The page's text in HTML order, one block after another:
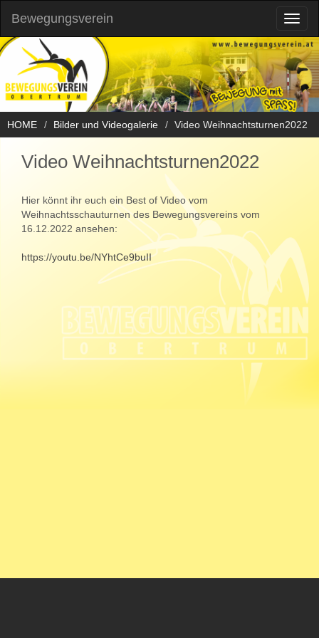
Bewegungsverein
HOME Bilder und Videogalerie Video Weihnachtsturnen2022
Video Weihnachtsturnen2022
Hier könnt ihr euch ein Best of Video vom
Weihnachtsschauturnen des Bewegungsvereins vom
16.12.2022 ansehen:
https://youtu.be/NYhtCe9buII